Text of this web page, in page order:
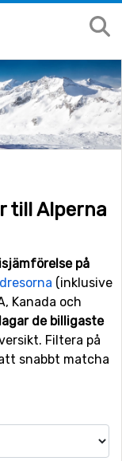
till Alperna
på
(inklusive
Kanada och
de billigaste
Filtera på
snabbt matcha